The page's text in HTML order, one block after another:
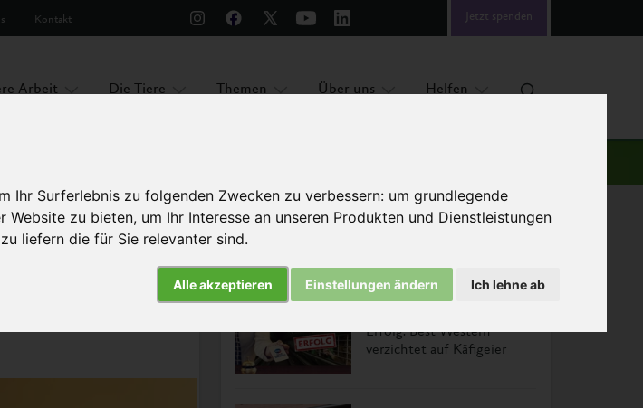
Ihr Surferlebnis zu folgenden Zwecken zu verbessern: um grundlegende
Website zu bieten, um Ihr Interesse an unseren Produkten und Dienstleistungen
liefern die für Sie relevanter sind.
Alle akzeptieren Ich lehne ab
Einstellungen ändern
Arbeit Die Tiere Themen Über uns Helfen
Kontakt Jetzt spenden
Das könnte Sie auch interessieren
Erfolg: Best Western
verzichtet auf Käfigeier